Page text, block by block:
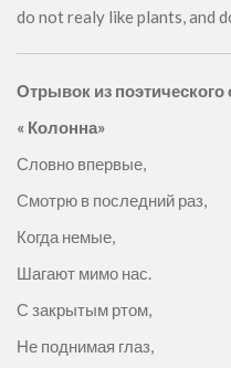
do not realy like plants, and
Отрывок из
« Колонна»
Словно впервые,
Смотрю в последний раз,
Когда немые,
Шагают мимо нас.
С закрытым ртом,
Не поднимая глаз,